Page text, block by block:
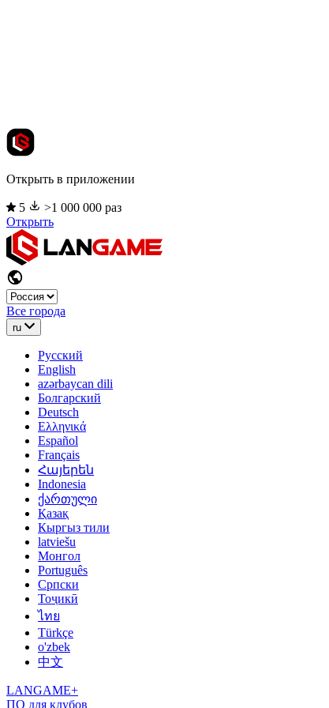
Открыть в приложении
5
>1 000 000 раз
Открыть
Все города
ru
Русский
English
azərbaycan dili
Болгарский
Deutsch
Ελληνικά
Español
Français
Հայերեն
Indonesia
ქართული
Қазақ
Кыргыз тили
latviešu
Монгол
Português
Српски
Тоҷикӣ
ไทย
Türkçe
o'zbek
中文
LANGAME+
ПО для клубов